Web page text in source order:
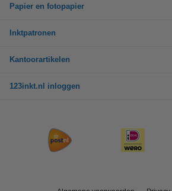
Papier en fotopapier
Inktpatronen
Kantoorartikelen
123inkt.nl inloggen